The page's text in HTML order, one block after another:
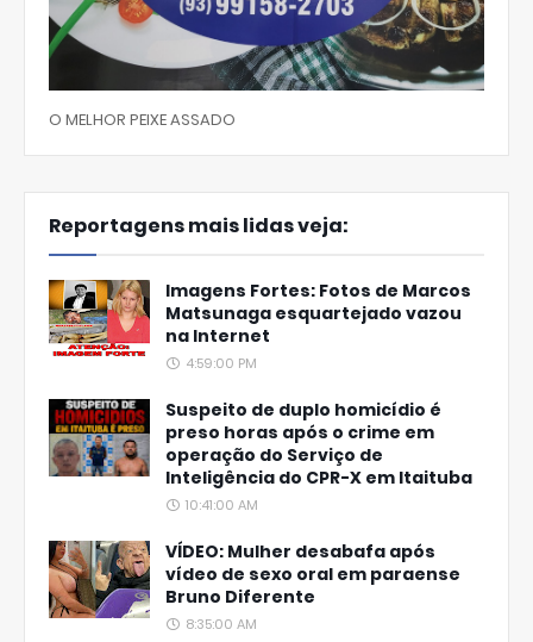
O MELHOR PEIXE ASSADO
Reportagens mais lidas veja:
Imagens Fortes: Fotos de Marcos
Matsunaga esquartejado vazou
na Internet
4:59:00 PM
Suspeito de duplo homicídio é
preso horas após o crime em
operação do Serviço de
Inteligência do CPR-X em Itaituba
10:41:00 AM
VÍDEO: Mulher desabafa após
vídeo de sexo oral em paraense
Bruno Diferente
8:35:00 AM